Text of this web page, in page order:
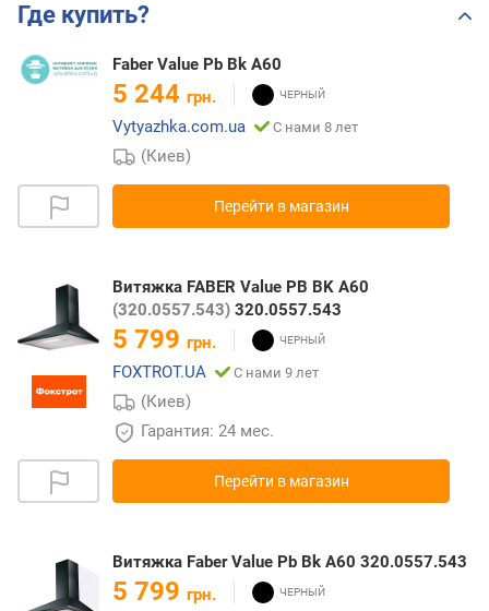
Где купить?
Faber Value Pb Bk A60
5 244 грн.
Vytyazhka.com.ua
С нами 8 лет
(Киев)
Перейти в магазин
Витяжка FABER Value PB BK A60
(320.0557.543) 320.0557.543
5 799 грн.
FOXTROT.UA
С нами 9 лет
(Киев)
Гарантия: 24 мес.
Перейти в магазин
Витяжка Faber Value Pb Bk A60 320.0557.543
5 799 грн.